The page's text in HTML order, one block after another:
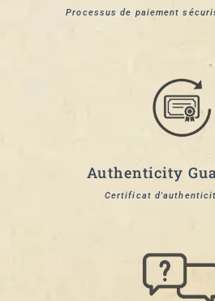
Processus de paiement
Authenticity
Certificat